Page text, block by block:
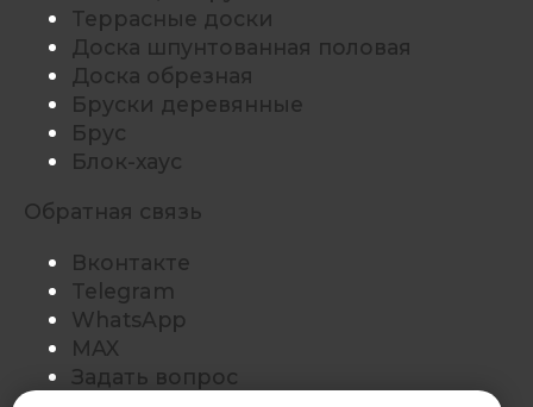
Террасные доски
Доска шпунтованная половая
Доска обрезная
Бруски деревянные
Брус
Блок-хаус
Обратная связь
Вконтакте
Telegram
WhatsApp
MAX
Задать вопрос